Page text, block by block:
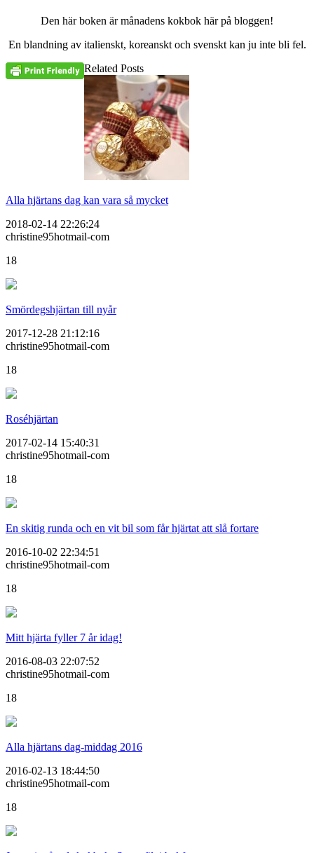
Den här boken är månadens kokbok här på bloggen!
En blandning av italienskt, koreanskt och svenskt kan ju inte bli fel.
Related Posts
Alla hjärtans dag kan vara så mycket
2018-02-14 22:26:24
christine95hotmail-com
18
Smördegshjärtan till nyår
2017-12-28 21:12:16
christine95hotmail-com
18
Roséhjärtan
2017-02-14 15:40:31
christine95hotmail-com
18
En skitig runda och en vit bil som får hjärtat att slå fortare
2016-10-02 22:34:51
christine95hotmail-com
18
Mitt hjärta fyller 7 år idag!
2016-08-03 22:07:52
christine95hotmail-com
18
Alla hjärtans dag-middag 2016
2016-02-13 18:44:50
christine95hotmail-com
18